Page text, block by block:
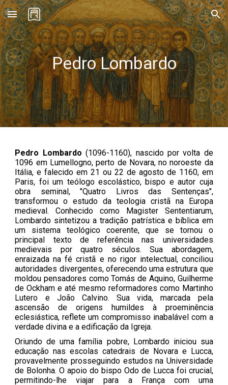
Skip to main content Skip to navigation
Pedro Lombardo
Pedro Lombardo (1096-1160), nascido por volta de
1096 em Lumellogno, perto de Novara, no noroeste da
Itália, e falecido em 21 ou 22 de agosto de 1160, em
Paris, foi um teólogo escolástico, bispo e autor cuja
obra seminal, "Quatro Livros das Sentenças",
transformou o estudo da teologia cristã na Europa
medieval. Conhecido como Magister Sententiarum,
Lombardo sintetizou a tradição patrística e bíblica em
um sistema teológico coerente, que se tornou o
principal texto de referência nas universidades
medievais por quatro séculos. Sua abordagem,
enraizada na fé cristã e no rigor intelectual, conciliou
autoridades divergentes, oferecendo uma estrutura que
moldou pensadores como Tomás de Aquino, Guilherme
de Ockham e até mesmo reformadores como Martinho
Lutero e João Calvino. Sua vida, marcada pela
ascensão de origens humildes à proeminência
eclesiástica, reflete um compromisso inabalável com a
verdade divina e a edificação da Igreja.
Oriundo de uma família pobre, Lombardo iniciou sua
educação nas escolas catedrais de Novara e Lucca,
provavelmente prosseguindo estudos na Universidade
de Bolonha. O apoio do bispo Odo de Lucca foi crucial,
permitindo-lhe viajar para a França com uma